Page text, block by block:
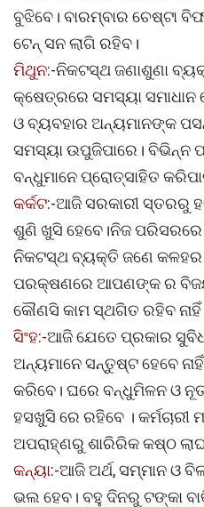
ବୁଝିବେ। ବାରମ୍ବାର ଚେଷ୍ଟା
ଟେନ୍‌ ସନ ଲାଗି ରହିବ।
ମିଥୁନ:-ନିକଟସ୍ଥ ଜଣାଶୁଣା
କ୍ଷେତ୍ରରେ ସମସ୍ୟା ସମାଧାନ
ଓ ବ୍ୟବହାର ଅନ୍ୟମାନଙ୍କ
ସମସ୍ୟା ଉପୁଜିପାରେ। ବିଭିନ୍ନ
ବନ୍ଧୁମାନେ ପ୍ରୋତ୍ସାହିତ
କର୍କଟ:-ଆଜି ସରକାରୀ ସ୍ତରରୁ
ଶୁଣି ଖୁସି ହେବେ।ନିଜ ପରିସରରେ
ନିକଟସ୍ଥ ବ୍ୟକ୍ତି ଜଣେ କଳହର
ପରକ୍ଷଣରେ ଆପଣଙ୍କ ର ବିଜୟ
କୌଣସି କାମ ସ୍ଥଗିତ ରହିବ
ସିଂହ:-ଆଜି ଯେତେ ପ୍ରକାର
ଅନ୍ୟମାନେ ସନ୍ତୁଷ୍ଟ ହେବେ
କରିବେ। ଘରେ ବନ୍ଧୁମିଳନ ଓ
ହସଖୁସି ରେ ରହିବେ । କର୍ମଚାରୀ
ଅପରାହ୍ଣରୁ ଶାରିରିକ କଷ୍ଠ
କନ୍ୟା:-ଆଜି ଅର୍ଥ, ସମ୍ମାନ ଓ
ଭଲ ହେବ। ବହୁ ଦିନରୁ ଟଙ୍କା